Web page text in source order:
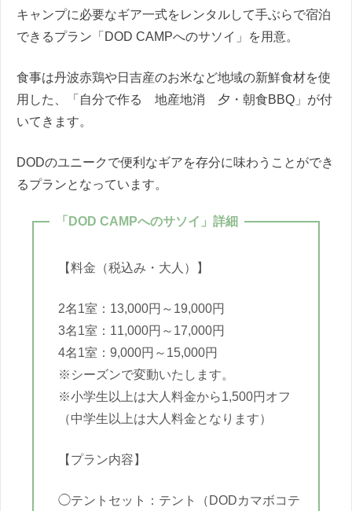
キャンプに必要なギア一式をレンタルして手ぶらで宿泊
できるプラン「DOD CAMPへのサソイ」を用意。
食事は丹波赤鶏や日吉産のお米など地域の新鮮食材を使
用した、「自分で作る 地産地消 夕・朝食BBQ」が付
いてきます。
DODのユニークで便利なギアを存分に味わうことができ
るプランとなっています。
「DOD CAMPへのサソイ」詳細
【料金（税込み・大人）】
2名1室：13,000円～19,000円
3名1室：11,000円～17,000円
4名1室：9,000円～15,000円
※シーズンで変動いたします。
※小学生以上は大人料金から1,500円オフ
（中学生以上は大人料金となります）
【プラン内容】
◯テントセット：テント（DODカマボコテ